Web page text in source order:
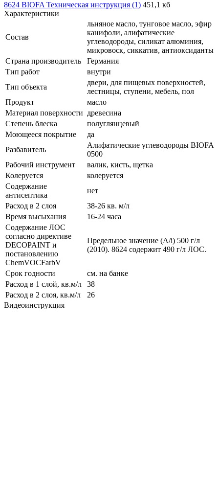
8624 BIOFA Техническая инструкция (1) 451,1 кб
Характеристики
Состав
льняное масло, тунговое масло, эфир
канифоли, алифатические
углеводороды, силикат алюминия,
микровоск, сиккатив, антиоксиданты
Страна производитель
Германия
Тип работ
внутри
Тип объекта
двери, для пищевых поверхностей,
лестницы, ступени, мебель, пол
Продукт
масло
Материал поверхности древесина
Степень блеска
полуглянцевый
Моющееся покрытие
да
Разбавитель
Алифатические углеводороды BIOFA
0500
Рабочий инструмент
валик, кисть, щетка
Колеруется
колеруется
Содержание
антисептика
нет
Расход в 2 слоя
38-26 кв. м/л
Время высыхания
16-24 часа
Содержание ЛОС
согласно директиве
DECOPAINT и
постановлению
ChemVOCFarbV
Предельное значение (А/i) 500 г/л
(2010). 8624 содержит 490 г/л ЛОС.
Срок годности
см. на банке
Расход в 1 слой, кв.м/л
38
Расход в 2 слоя, кв.м/л
26
Видеоинструкция